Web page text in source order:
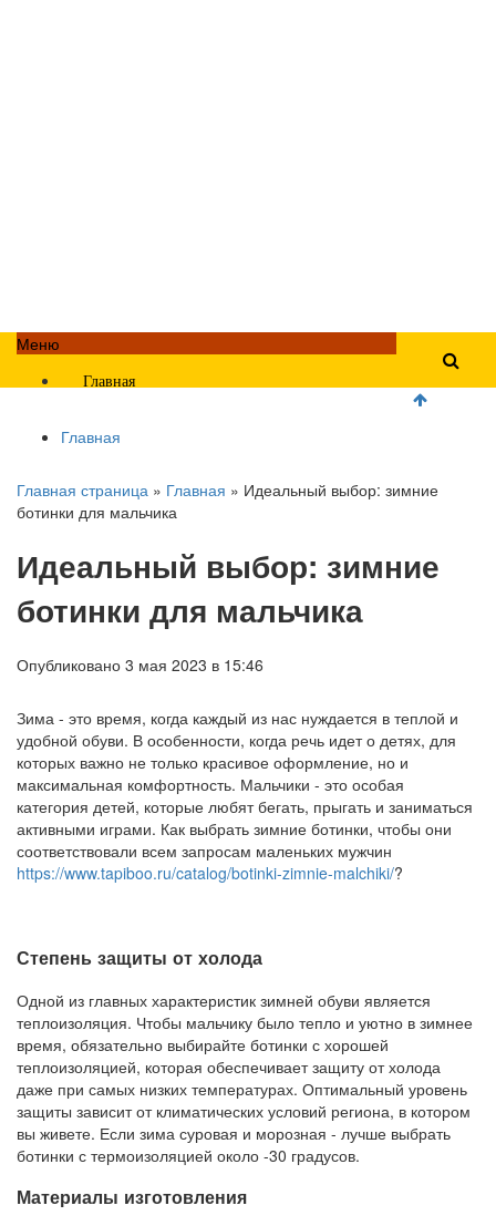
Меню
Главная
Главная
Главная страница » Главная » Идеальный выбор: зимние
ботинки для мальчика
Идеальный выбор: зимние
ботинки для мальчика
Опубликовано 3 мая 2023 в 15:46
Зима - это время, когда каждый из нас нуждается в теплой и
удобной обуви. В особенности, когда речь идет о детях, для
которых важно не только красивое оформление, но и
максимальная комфортность. Мальчики - это особая
категория детей, которые любят бегать, прыгать и заниматься
активными играми. Как выбрать зимние ботинки, чтобы они
соответствовали всем запросам маленьких мужчин
https://www.tapiboo.ru/catalog/botinki-zimnie-malchiki/?
Степень защиты от холода
Одной из главных характеристик зимней обуви является
теплоизоляция. Чтобы мальчику было тепло и уютно в зимнее
время, обязательно выбирайте ботинки с хорошей
теплоизоляцией, которая обеспечивает защиту от холода
даже при самых низких температурах. Оптимальный уровень
защиты зависит от климатических условий региона, в котором
вы живете. Если зима суровая и морозная - лучше выбрать
ботинки с термоизоляцией около -30 градусов.
Материалы изготовления